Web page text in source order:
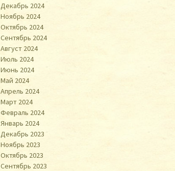
Декабрь 2024
Ноябрь 2024
Октябрь 2024
Сентябрь 2024
Август 2024
Июль 2024
Июнь 2024
Май 2024
Апрель 2024
Март 2024
Февраль 2024
Январь 2024
Декабрь 2023
Ноябрь 2023
Октябрь 2023
Сентябрь 2023